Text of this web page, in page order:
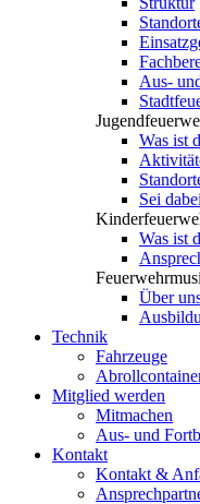
Aus-
Was ist
Sei
Was ist
Über
Technik
Fahrzeuge
Mitglied werden
Mitmachen
Aus- und
Kontakt
Kontakt &